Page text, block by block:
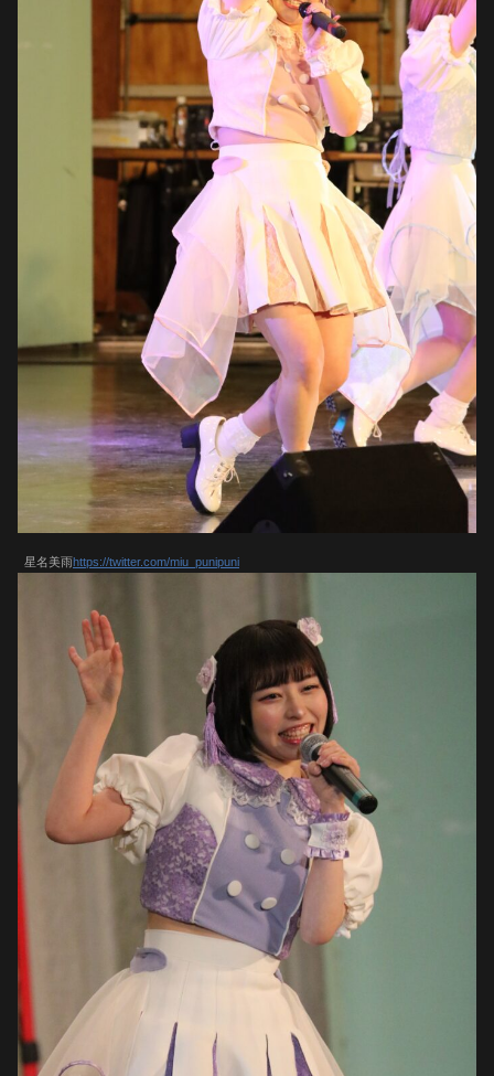
星名美雨https://twitter.com/miu_punipuni